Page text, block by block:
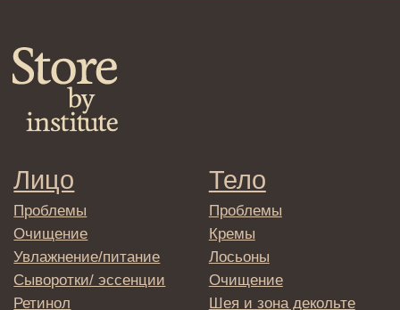
Клиентам
Система лояльности
Доставка и самовывоз
Оплата и возврат
Согласие на обработку
Договор оферта
Реквизиты и контакты
Подписаться
E-mail
Отправляя адрес электронной почты